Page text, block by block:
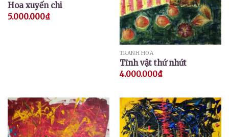
Hoa xuyến chi
5.000.000₫
TRANH HOA
Tĩnh vật thứ nhứt
4.000.000₫